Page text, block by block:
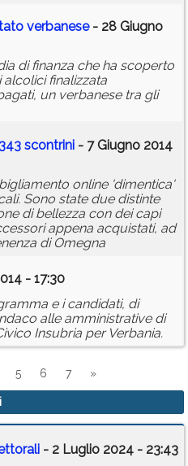
verbanese- 28 Giugno
di finanza che ha scoperto
finalizzata
un verbanese tra gli
scontrini - 7 Giugno 2014
online 'dimentica'
Sono state due distinte
di bellezza con dei capi
appena acquistati, ad
di Omegna
- 17:30
e i candidati, di
alle amministrative di
Insubria per Verbania.
5 6 7 »
- 2 Luglio 2024 - 23:43